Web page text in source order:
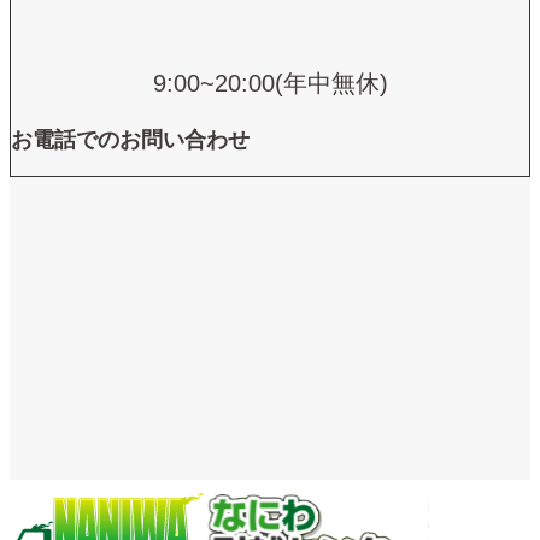
9:00~20:00(年中無休)
お電話でのお問い合わせ